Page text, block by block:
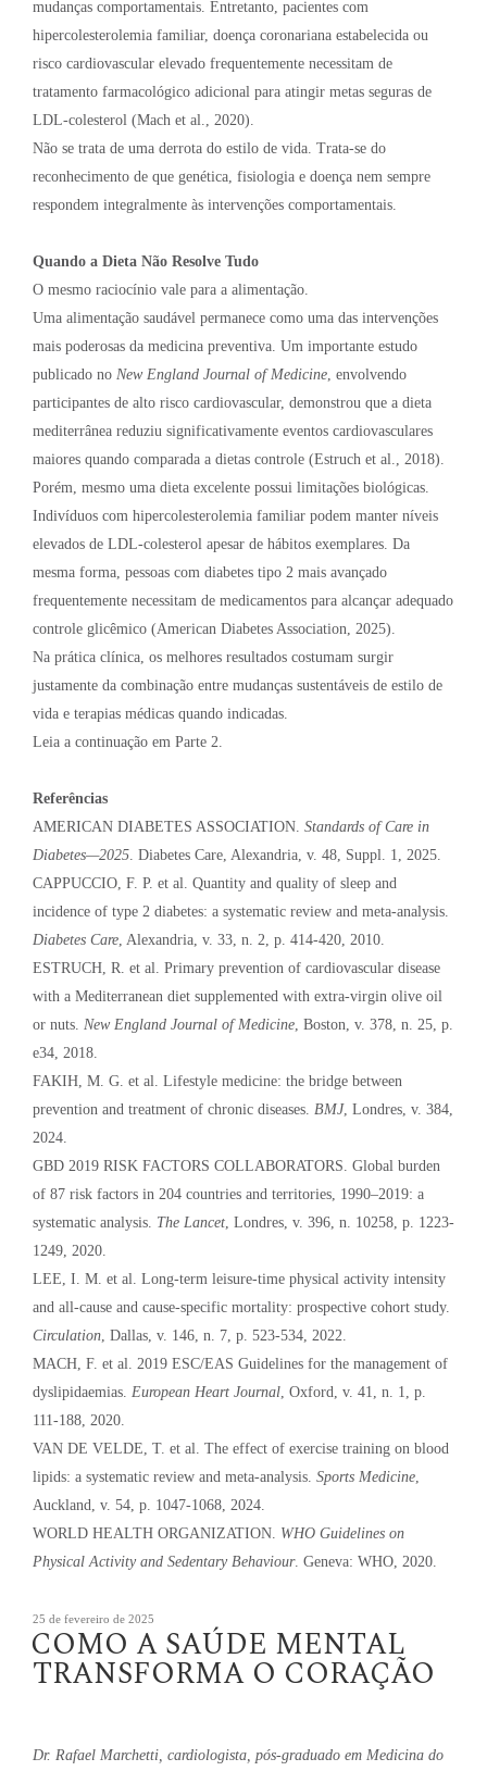
mudanças comportamentais. Entretanto, pacientes com
hipercolesterolemia familiar, doença coronariana estabelecida ou
risco cardiovascular elevado frequentemente necessitam de
tratamento farmacológico adicional para atingir metas seguras de
LDL-colesterol (Mach et al., 2020).
Não se trata de uma derrota do estilo de vida. Trata-se do
reconhecimento de que genética, fisiologia e doença nem sempre
respondem integralmente às intervenções comportamentais.
Quando a Dieta Não Resolve Tudo
O mesmo raciocínio vale para a alimentação.
Uma alimentação saudável permanece como uma das intervenções
mais poderosas da medicina preventiva. Um importante estudo
publicado no New England Journal of Medicine , envolvendo
participantes de alto risco cardiovascular, demonstrou que a dieta
mediterrânea reduziu significativamente eventos cardiovasculares
maiores quando comparada a dietas controle (Estruch et al., 2018).
Porém, mesmo uma dieta excelente possui limitações biológicas.
Indivíduos com hipercolesterolemia familiar podem manter níveis
elevados de LDL-colesterol apesar de hábitos exemplares. Da
mesma forma, pessoas com diabetes tipo 2 mais avançado
frequentemente necessitam de medicamentos para alcançar adequado
controle glicêmico (American Diabetes Association, 2025).
Na prática clínica, os melhores resultados costumam surgir
justamente da combinação entre mudanças sustentáveis de estilo de
vida e terapias médicas quando indicadas.
Leia a continuação em Parte 2.
Referências
AMERICAN DIABETES ASSOCIATION. Standards of Care in
Diabetes—2025 . Diabetes Care, Alexandria, v. 48, Suppl. 1, 2025.
CAPPUCCIO, F. P. et al. Quantity and quality of sleep and
incidence of type 2 diabetes: a systematic review and meta-analysis.
Diabetes Care , Alexandria, v. 33, n. 2, p. 414-420, 2010.
ESTRUCH, R. et al. Primary prevention of cardiovascular disease
with a Mediterranean diet supplemented with extra-virgin olive oil
or nuts. New England Journal of Medicine , Boston, v. 378, n. 25, p.
e34, 2018.
FAKIH, M. G. et al. Lifestyle medicine: the bridge between
prevention and treatment of chronic diseases. BMJ, Londres, v. 384,
2024.
GBD 2019 RISK FACTORS COLLABORATORS. Global burden
of 87 risk factors in 204 countries and territories, 1990–2019: a
systematic analysis. The Lancet , Londres, v. 396, n. 10258, p. 1223-
1249, 2020.
LEE, I. M. et al. Long-term leisure-time physical activity intensity
and all-cause and cause-specific mortality: prospective cohort study.
Circulation , Dallas, v. 146, n. 7, p. 523-534, 2022.
MACH, F. et al. 2019 ESC/EAS Guidelines for the management of
dyslipidaemias. European Heart Journal , Oxford, v. 41, n. 1, p.
111-188, 2020.
VAN DE VELDE, T. et al. The effect of exercise training on blood
lipids: a systematic review and meta-analysis. Sports Medicine
Auckland, v. 54, p. 1047-1068, 2024.
WORLD HEALTH ORGANIZATION. WHO Guidelines on
Physical Activity and Sedentary Behaviour. Geneva: WHO, 2020.
Publicado
em
25 de fevereiro de 2025
COMO A SAÚDE MENTAL
TRANSFORMA O CORAÇÃO
Dr. Rafael Marchetti, cardiologista, pós-graduado em Medicina do